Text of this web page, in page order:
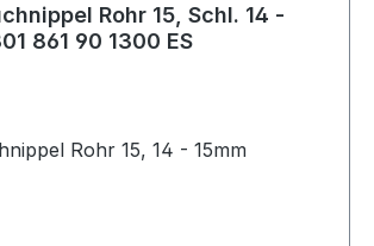
Rohr 15, Schl. 14 -
861 90 1300 ES
Rohr 15, 14 - 15mm